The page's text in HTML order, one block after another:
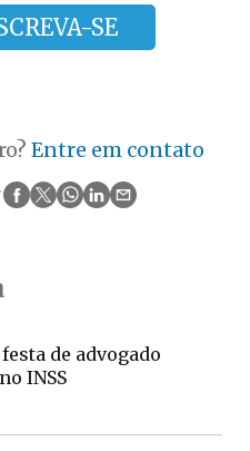
SE
Entre em contato
de advogado
INSS